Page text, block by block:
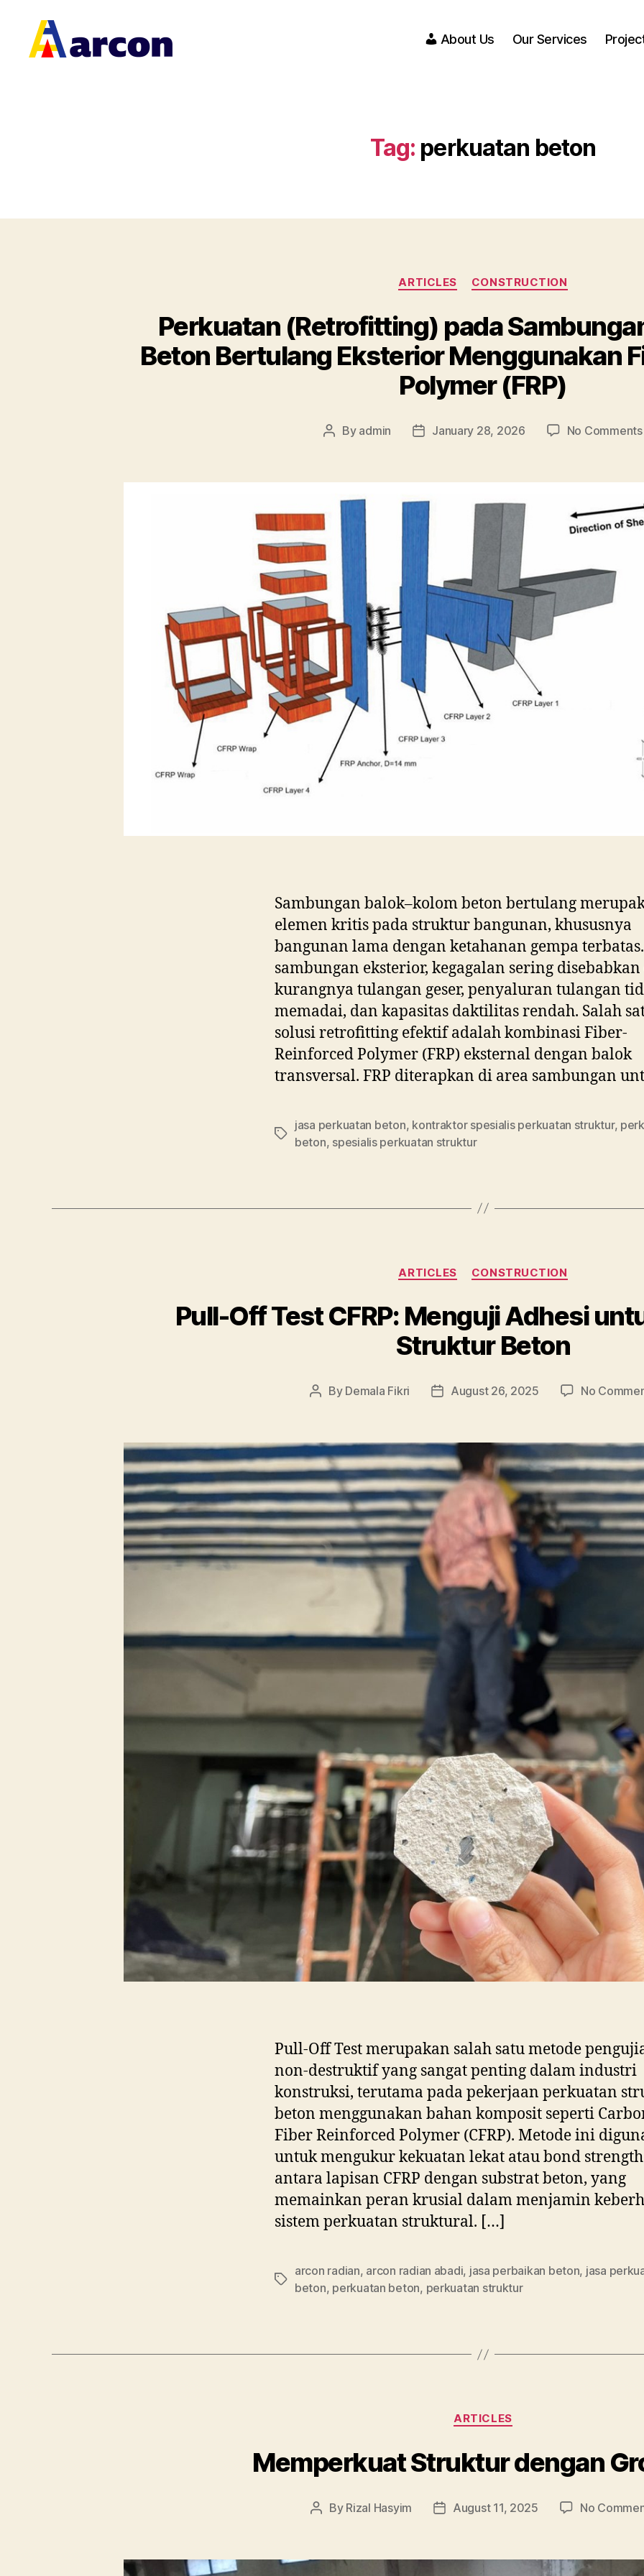
About Us Our Services
Tag: perkuatan beton
Categories
ARTICLES CONSTRUCTION
Perkuatan (Retrofitting) pada
Beton Bertulang Eksterior Menggunakan
Polymer (FRP)
Post
By admin
PostJanuary 28, 2026 No Comments
Sambungan balok–kolom beton bertulang
elemen kritis pada struktur bangunan, khususnya
bangunan lama dengan ketahanan gempa
sambungan eksterior, kegagalan sering
kurangnya tulangan geser, penyaluran tulangan
memadai, dan kapasitas daktilitas rendah. Salah
solusi retrofitting efektif adalah kombinasi Fiber-
Reinforced Polymer (FRP) eksternal dengan balok
transversal. FRP diterapkan di area sambungan
Tags
jasa perkuatan beton, kontraktor spesialis perkuatan struktur,
beton, spesialis perkuatan struktur
Categories
ARTICLES CONSTRUCTION
Pull-Off Test CFRP: Menguji Adhesi
Struktur Beton
Post
By Demala Fikri
PostAugust 26, 2025 No
Pull-Off Test merupakan salah satu metode
non-destruktif yang sangat penting dalam industri
konstruksi, terutama pada pekerjaan perkuatan
beton menggunakan bahan komposit seperti
Fiber Reinforced Polymer (CFRP). Metode ini
untuk mengukur kekuatan lekat atau bond strength
antara lapisan CFRP dengan substrat beton, yang
memainkan peran krusial dalam menjamin
sistem perkuatan struktural. […]
Tags
arcon radian, arcon radian abadi, jasa perbaikan beton, jasa
beton, perkuatan beton, perkuatan struktur
Categories
ARTICLES
Memperkuat Struktur dengan
Post
By Rizal Hasyim
PostAugust 11, 2025 No